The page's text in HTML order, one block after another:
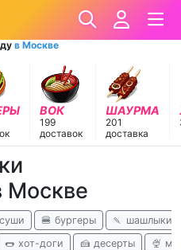
в Москве
ВОК
199
доставок
ШАУРМА
201
доставка
Москве
🍔 бургеры
🍡 шашлыки
🌭 хот-доги 🍰 десерты
🍨